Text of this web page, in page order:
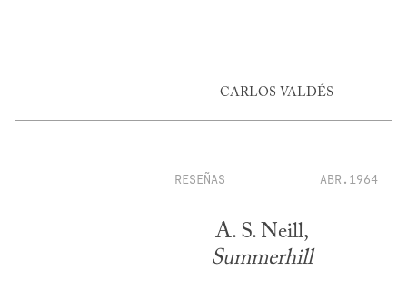
CARLOS VALDÉS
RESEÑAS ABR.1964
A. S. Neill,
Summerhill